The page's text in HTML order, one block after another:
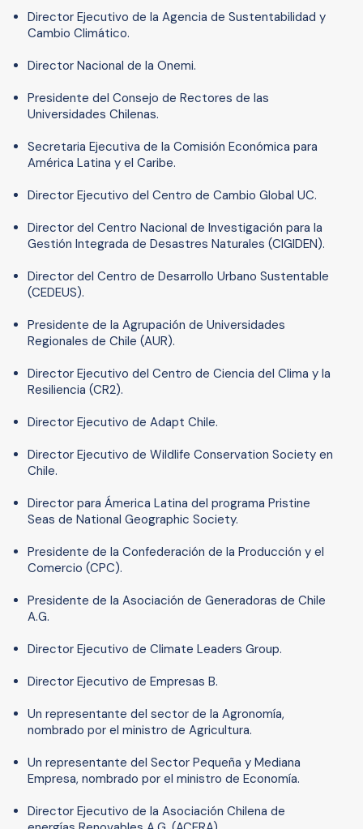
Director Ejecutivo de la Agencia de Sustentabilidad y
Cambio Climático.
Director Nacional de la Onemi.
Presidente del Consejo de Rectores de las
Universidades Chilenas.
Secretaria Ejecutiva de la Comisión Económica para
América Latina y el Caribe.
Director Ejecutivo del Centro de Cambio Global UC.
Director del Centro Nacional de Investigación para la
Gestión Integrada de Desastres Naturales (CIGIDEN).
Director del Centro de Desarrollo Urbano Sustentable
(CEDEUS).
Presidente de la Agrupación de Universidades
Regionales de Chile (AUR).
Director Ejecutivo del Centro de Ciencia del Clima y la
Resiliencia (CR2).
Director Ejecutivo de Adapt Chile.
Director Ejecutivo de Wildlife Conservation Society en
Chile.
Director para Ámerica Latina del programa Pristine
Seas de National Geographic Society.
Presidente de la Confederación de la Producción y el
Comercio (CPC).
Presidente de la Asociación de Generadoras de Chile
A.G.
Director Ejecutivo de Climate Leaders Group.
Director Ejecutivo de Empresas B.
Un representante del sector de la Agronomía,
nombrado por el ministro de Agricultura.
Un representante del Sector Pequeña y Mediana
Empresa, nombrado por el ministro de Economía.
Director Ejecutivo de la Asociación Chilena de